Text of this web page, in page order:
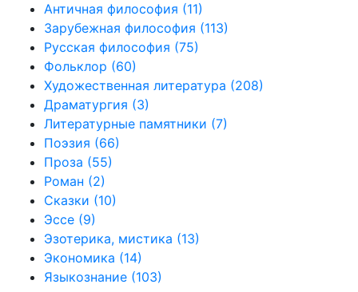
Античная философия (11)
Зарубежная философия (113)
Русская философия (75)
Фольклор (60)
Художественная литература (208)
Драматургия (3)
Литературные памятники (7)
Поэзия (66)
Проза (55)
Роман (2)
Сказки (10)
Эссе (9)
Эзотерика, мистика (13)
Экономика (14)
Языкознание (103)